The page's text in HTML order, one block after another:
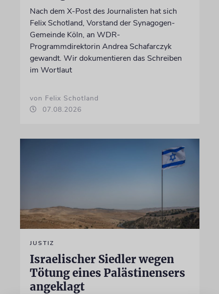
Nach dem X-Post des Journalisten hat sich
Felix Schotland, Vorstand der Synagogen-
Gemeinde Köln, an WDR-
Programmdirektorin Andrea Schafarczyk
gewandt. Wir dokumentieren das Schreiben
im Wortlaut
von Felix Schotland
07.08.2026
JUSTIZ
Israelischer Siedler wegen
Tötung eines Palästinensers
angeklagt